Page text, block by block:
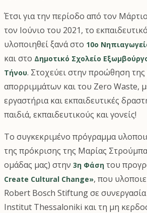
Έτσι για την περίοδο από τον
τον Ιούνιο του 2021, το
υλοποιηθεί ξανά στο 10ο
και στο Δημοτικό Σχολείο
Τήνου. Στοχεύει στην προώθηση
απορριμμάτων και του Zero Waste,
εργαστήρια και εκπαιδευτικές
παιδιά, εκπαιδευτικούς και γονείς!
Το συγκεκριμένο πρόγραμμα
της πρόκρισης της Μαρίας
ομάδας μας) στην 3η Φάση του
Create Cultural Change», που
Robert Bosch Stiftung σε
Institut Thessaloniki και τη μη